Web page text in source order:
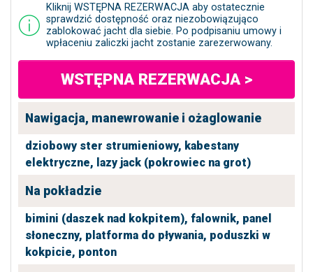
Kliknij WSTĘPNA REZERWACJA aby ostatecznie
sprawdzić dostępność oraz niezobowiązująco
zablokować jacht dla siebie. Po podpisaniu umowy i
wpłaceniu zaliczki jacht zostanie zarezerwowany.
WSTĘPNA REZERWACJA >
Nawigacja, manewrowanie i ożaglowanie
dziobowy ster strumieniowy, kabestany
elektryczne, lazy jack (pokrowiec na grot)
Na pokładzie
bimini (daszek nad kokpitem), falownik, panel
słoneczny, platforma do pływania, poduszki w
kokpicie, ponton